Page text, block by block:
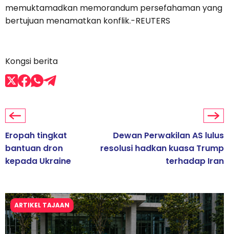
memuktamadkan memorandum persefahaman yang
bertujuan menamatkan konflik.-REUTERS
Kongsi berita
Eropah tingkat
bantuan dron
kepada Ukraine
Dewan Perwakilan AS lulus
resolusi hadkan kuasa Trump
terhadap Iran
ARTIKEL TAJAAN